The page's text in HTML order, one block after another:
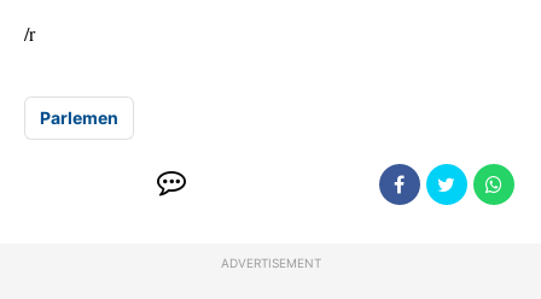
/r
Parlemen
ADVERTISEMENT